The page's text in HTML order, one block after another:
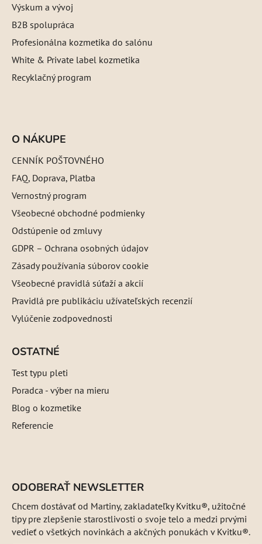
Výskum a vývoj
B2B spolupráca
Profesionálna kozmetika do salónu
White & Private label kozmetika
Recyklačný program
O NÁKUPE
CENNÍK POŠTOVNÉHO
FAQ, Doprava, Platba
Vernostný program
Všeobecné obchodné podmienky
Odstúpenie od zmluvy
GDPR – Ochrana osobných údajov
Zásady používania súborov cookie
Všeobecné pravidlá súťaží a akcií
Pravidlá pre publikáciu užívateľských recenzií
Vylúčenie zodpovednosti
OSTATNÉ
Test typu pleti
Poradca - výber na mieru
Blog o kozmetike
Referencie
ODOBERAŤ NEWSLETTER
Chcem dostávať od Martiny, zakladateľky Kvitku®, užitočné
tipy pre zlepšenie starostlivosti o svoje telo a medzi prvými
vedieť o všetkých novinkách a akčných ponukách v Kvitku®.